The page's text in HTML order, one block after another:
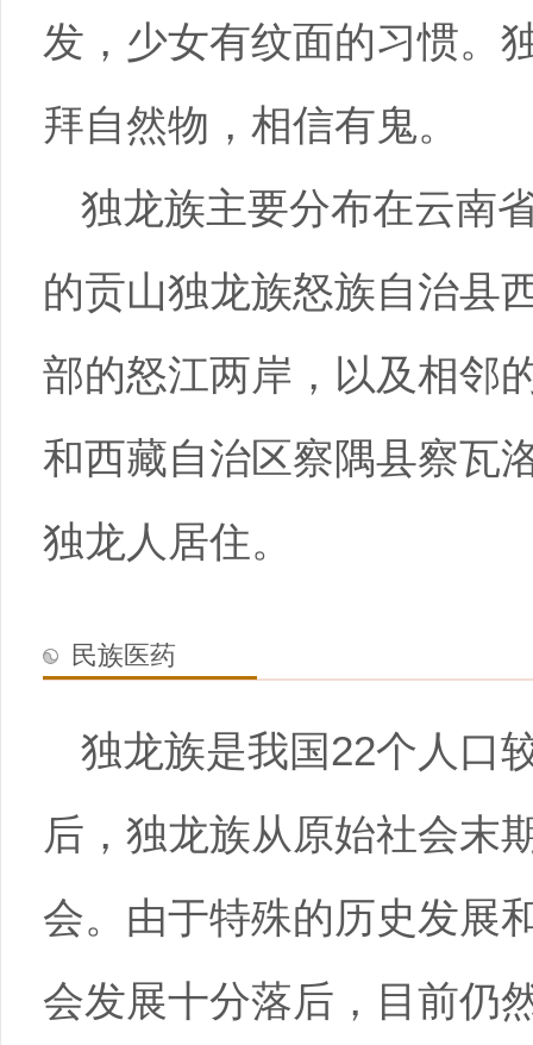
发，少女有纹面的习惯。
拜自然物，相信有鬼。
独龙族主要分布在云南
的贡山独龙族怒族自治县
部的怒江两岸，以及相邻
和西藏自治区察隅县察瓦
独龙人居住。
民族医药
独龙族是我国22个人口
后，独龙族从原始社会末
会。由于特殊的历史发展
会发展十分落后，目前仍